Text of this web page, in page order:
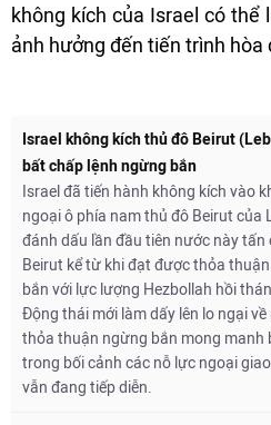
không kích của Israel có thể
ảnh hưởng đến tiến trình
Israel không kích thủ đô Beirut
bất chấp lệnh ngừng bắn
Israel đã tiến hành không kích vào
ngoại ô phía nam thủ đô Beirut của
đánh dấu lần đầu tiên nước này tấn
Beirut kể từ khi đạt được thỏa
bắn với lực lượng Hezbollah hồi
Động thái mới làm dấy lên lo ngại về
thỏa thuận ngừng bắn mong manh
trong bối cảnh các nỗ lực ngoại
vẫn đang tiếp diễn.